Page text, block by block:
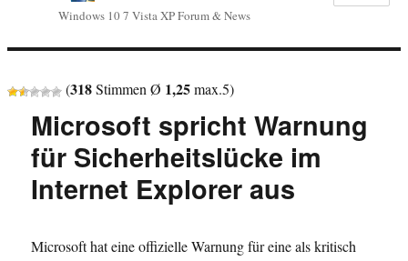
Windows 10 7 Vista XP Forum & News
(318Stimmen Ø 1,25max.5)
Microsoft spricht Warnung
für Sicherheitslücke im
Internet Explorer aus
Microsoft hat eine offizielle Warnung für eine als kritisch